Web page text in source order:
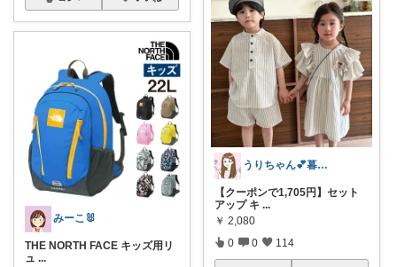
みーこ🐰
THE NORTH FACE キッズ用リ
ュ ...
うりちゃん💕暮らし🏡キッズ👶ママ
【クーポンで1,705円】セット
アップ キ ...
￥ 2,080
0 0 114